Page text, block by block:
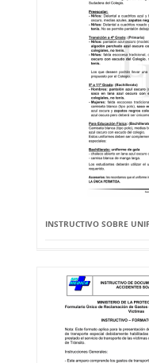
INSTRUCTIVO SOBRE